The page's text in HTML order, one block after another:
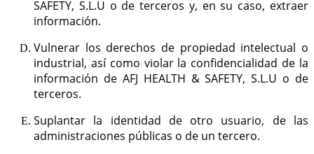
SAFETY, S.L.U o de terceros y, en su caso, extraer
información.
Vulnerar los derechos de propiedad intelectual o
industrial, así como violar la confidencialidad de la
información de AFJ HEALTH & SAFETY, S.L.U o de
terceros.
Suplantar la identidad de otro usuario, de las
administraciones públicas o de un tercero.